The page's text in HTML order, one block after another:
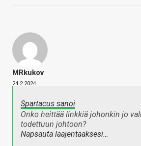
MRkukov
24.2.2024
Spartacus sanoi
Onko heittää linkkiä johonkin jo
todettuun johtoon?
Napsauta laajentaaksesi…